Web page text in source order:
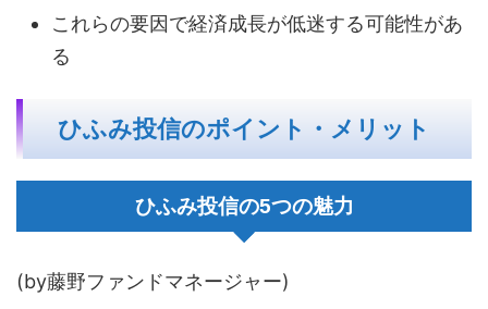
これらの要因で経済成長が低迷する可能性があ
る
ひふみ投信のポイント・メリット
ひふみ投信の5つの魅力
(by藤野ファンドマネージャー)